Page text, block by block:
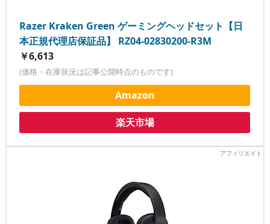
Razer Kraken Green ゲーミングヘッドセット【日
本正規代理店保証品】 RZ04-02830200-R3M
￥6,613
(価格・在庫状況は記事公開時点のものです)
Amazon
楽天市場